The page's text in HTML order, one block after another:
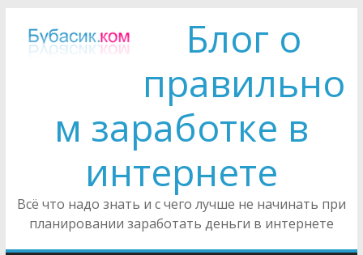
Блог о
правильно
м заработке в
интернете
Всё что надо знать и с чего лучше не начинать при
планировании заработать деньги в интернете